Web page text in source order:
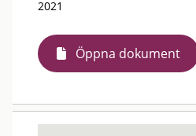
2021
Öppna dokument